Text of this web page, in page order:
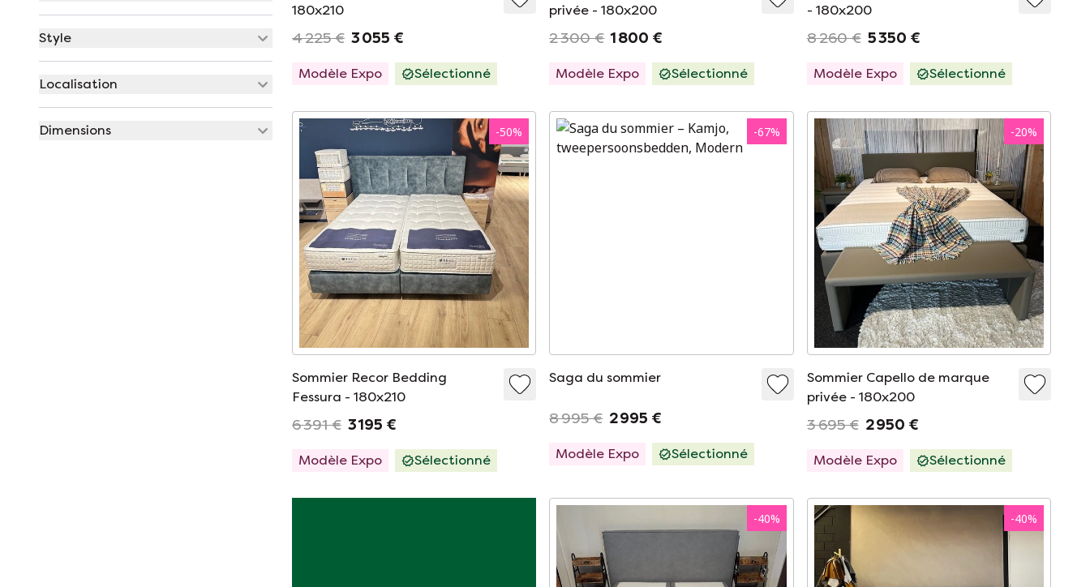
Style
Localisation
Dimensions
180x210
4 225 € 3 055 €
Modèle Expo Sélectionné
privée - 180x200
2 300 € 1 800 €
Modèle Expo Sélectionné
- 180x200
8 260 € 5 350 €
Modèle Expo Sélectionné
-50%
Sommier Recor Bedding
Fessura - 180x210
6 391 € 3 195 €
Modèle Expo Sélectionné
-67%
Saga du sommier
8 995 € 2 995 €
Modèle Expo Sélectionné
-20%
Sommier Capello de marque
privée - 180x200
3 695 € 2 950 €
Modèle Expo Sélectionné
-40% -40%